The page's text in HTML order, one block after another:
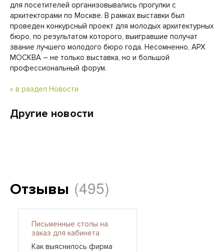
для посетителей организовывались прогулки с
архитекторами по Москве. В рамках выставки был
проведен конкурсный проект для молодых архитектурных
бюро, по результатом которого, выигравшие получат
звание лучшего молодого бюро года. Несомненно, АРХ
МОСКВА – не только выставка, но и большой
профессиональный форум.
« в раздел Новости
Другие новости
Отзывы (495)
Письменные столы на
заказ для кабинета
Как выяснилось фирма